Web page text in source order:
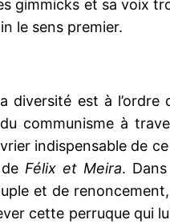
gimmicks et sa voix
le sens premier.
diversité est à l’ordre
communisme à
indispensable de ce
Félix et Meira.
et de
cette perruque qui